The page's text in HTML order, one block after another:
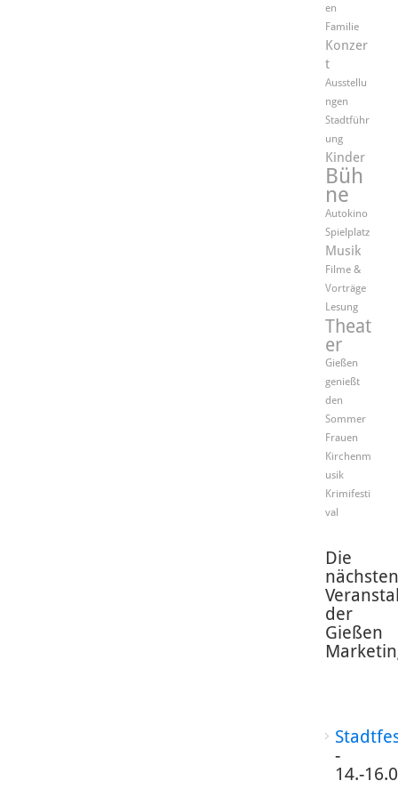
en
Familie
Konzer
t
Ausstellu
ngen
Stadtführ
ung
Kinder
Büh
ne
Autokino
Spielplatz
Musik
Filme &
Vorträge
Lesung
Theat
er
Gießen
genießt
den
Sommer
Frauen
Kirchenm
usik
Krimifesti
val
Die
nächsten
der
Gießen
-
14.-